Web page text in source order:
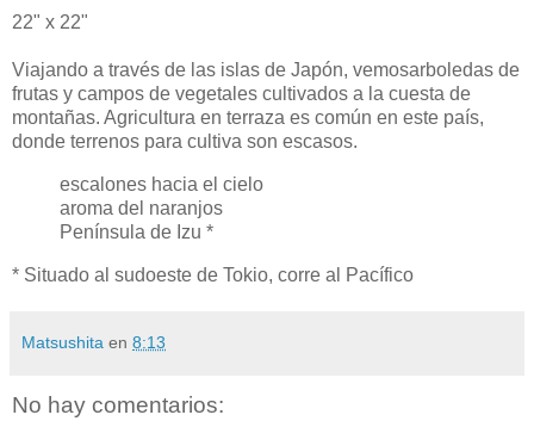
22" x 22"
Viajando a través de las islas de Japón, vemosarboledas de
frutas y campos de vegetales cultivados a la cuesta de
montañas. Agricultura en terraza es común en este país,
donde terrenos para cultiva son escasos.
escalones hacia el cielo
aroma del naranjos
Península de Izu *
* Situado al sudoeste de Tokio, corre al Pacífico
Matsushita en 8:13
No hay comentarios: